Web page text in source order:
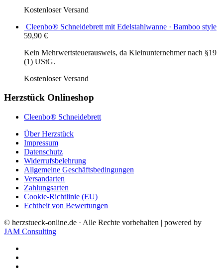
Kostenloser Versand
Cleenbo® Schneidebrett mit Edelstahlwanne · Bamboo style
59,90 €
Kein Mehrwertsteuerausweis, da Kleinunternehmer nach §19
(1) UStG.
Kostenloser Versand
Herzstück Onlineshop
Cleenbo® Schneidebrett
Über Herzstück
Impressum
Datenschutz
Widerrufsbelehrung
Allgemeine Geschäftsbedingungen
Versandarten
Zahlungsarten
Cookie-Richtlinie (EU)
Echtheit von Bewertungen
© herzstueck-online.de · Alle Rechte vorbehalten | powered by
JAM Consulting